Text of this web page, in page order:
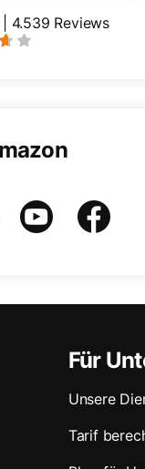
4.539 Reviews
Für
Unsere
Tarif